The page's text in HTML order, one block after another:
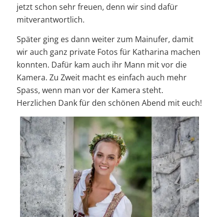
jetzt schon sehr freuen, denn wir sind dafür
mitverantwortlich.
Später ging es dann weiter zum Mainufer, damit
wir auch ganz private Fotos für Katharina machen
konnten. Dafür kam auch ihr Mann mit vor die
Kamera. Zu Zweit macht es einfach auch mehr
Spass, wenn man vor der Kamera steht.
Herzlichen Dank für den schönen Abend mit euch!